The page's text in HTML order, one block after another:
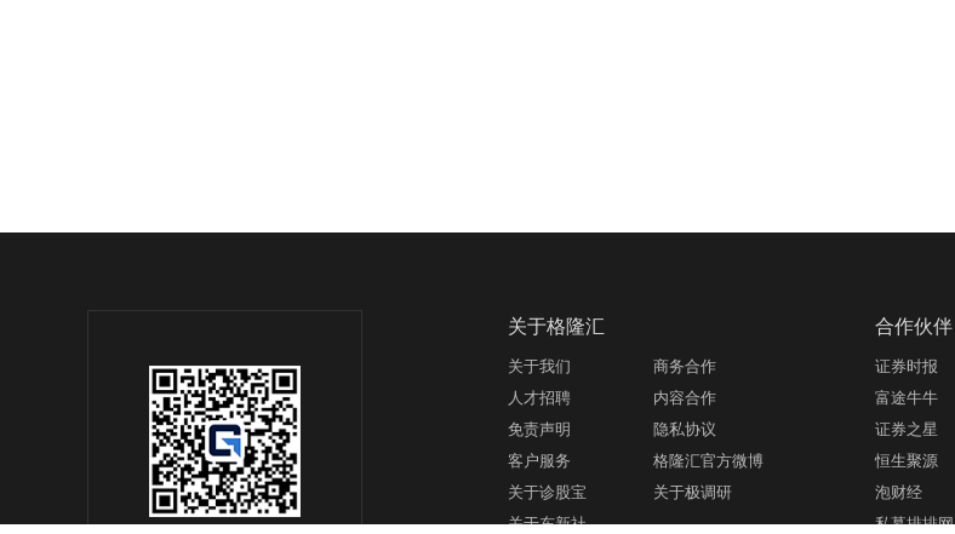
关于格隆汇
关于我们
商务合作
人才招聘
内容合作
免责声明
隐私协议
客户服务
格隆汇官方微博
关于诊股宝
关于极调研
关于东新社
合作伙伴
证券时报
富途牛牛
证券之星
恒生聚源
泡财经
私募排排网